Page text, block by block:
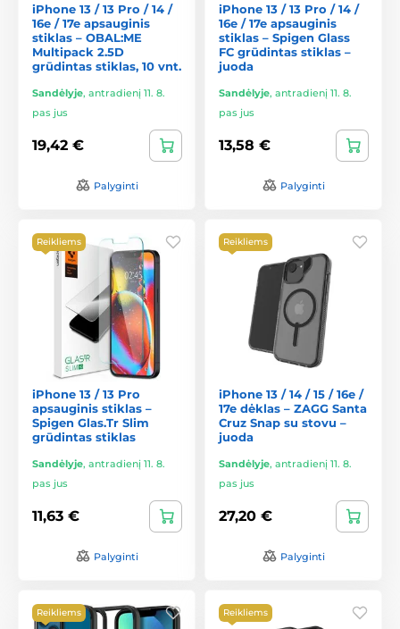
iPhone 13 / 13 Pro / 14 /
16e / 17e apsauginis
stiklas – OBAL:ME
Multipack 2.5D
grūdintas stiklas, 10 vnt.
Sandėlyje, antradienį 11. 8.
pas jus
19,42 €
Palyginti
iPhone 13 / 13 Pro / 14 /
16e / 17e apsauginis
stiklas – Spigen Glass
FC grūdintas stiklas –
juoda
Sandėlyje, antradienį 11. 8.
pas jus
13,58 €
Palyginti
Reikliems
iPhone 13 / 13 Pro
apsauginis stiklas –
Spigen Glas.Tr Slim
grūdintas stiklas
Sandėlyje, antradienį 11. 8.
pas jus
11,63 €
Palyginti
Reikliems
iPhone 13 / 14 / 15 / 16e /
17e dėklas – ZAGG Santa
Cruz Snap su stovu –
juoda
Sandėlyje, antradienį 11. 8.
pas jus
27,20 €
Palyginti
Reikliems Reikliems